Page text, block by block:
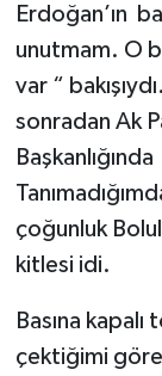
Erdoğan’ın
unutmam. O
var “
sonradan Ak
çoğunluk
kitlesi idi.
Basına kapalı
çektiğimi